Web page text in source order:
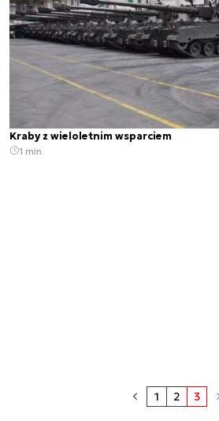
Kraby z wieloletnim wsparciem
1 min.
1 2 3